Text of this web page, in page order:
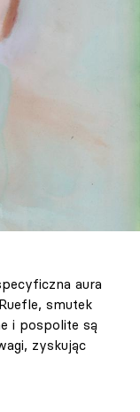
aura
smutek
i pospolite są
zyskując